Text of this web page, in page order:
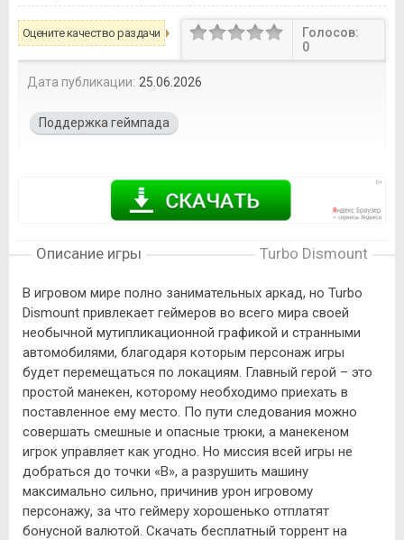
Оцените качество раздачи
Голосов:
0
Дата публикации: 25.06.2026
Поддержка геймпада
Описание игры Turbo Dismount
В игровом мире полно занимательных аркад, но Turbo
Dismount привлекает геймеров во всего мира своей
необычной мутипликационной графикой и странными
автомобилями, благодаря которым персонаж игры
будет перемещаться по локациям. Главный герой – это
простой манекен, которому необходимо приехать в
поставленное ему место. По пути следования можно
совершать смешные и опасные трюки, а манекеном
игрок управляет как угодно. Но миссия всей игры не
добраться до точки «B», а разрушить машину
максимально сильно, причинив урон игровому
персонажу, за что геймеру хорошенько отплатят
бонусной валютой. Скачать бесплатный торрент на